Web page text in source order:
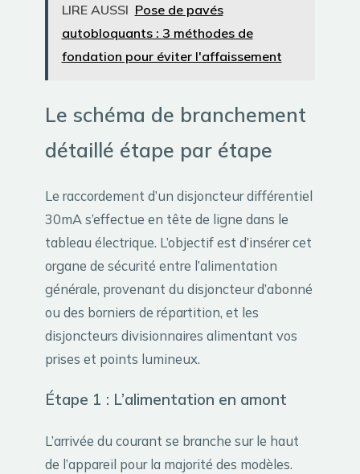
LIRE AUSSI Pose de pavés
autobloquants : 3 méthodes de
fondation pour éviter l'affaissement
Le schéma de branchement
détaillé étape par étape
Le raccordement d’un disjoncteur différentiel
30mA s’effectue en tête de ligne dans le
tableau électrique. L’objectif est d’insérer cet
organe de sécurité entre l’alimentation
générale, provenant du disjoncteur d’abonné
ou des borniers de répartition, et les
disjoncteurs divisionnaires alimentant vos
prises et points lumineux.
Étape 1 : L’alimentation en amont
L’arrivée du courant se branche sur le haut
de l’appareil pour la majorité des modèles.